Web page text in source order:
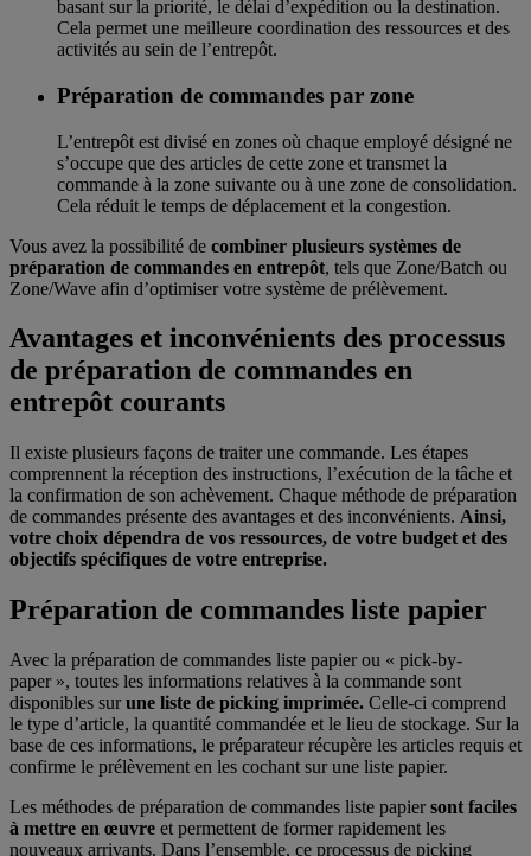
basant sur la priorité, le délai d’expédition ou la destination.
Cela permet une meilleure coordination des ressources et des
activités au sein de l’entrepôt.
Préparation de commandes par zone
L’entrepôt est divisé en zones où chaque employé désigné ne
s’occupe que des articles de cette zone et transmet la
commande à la zone suivante ou à une zone de consolidation.
Cela réduit le temps de déplacement et la congestion.
Vous avez la possibilité de combiner plusieurs systèmes de
préparation de commandes en entrepôt, tels que Zone/Batch ou
Zone/Wave afin d’optimiser votre système de prélèvement.
Avantages et inconvénients des processus
de préparation de commandes en
entrepôt courants
Il existe plusieurs façons de traiter une commande. Les étapes
comprennent la réception des instructions, l’exécution de la tâche et
la confirmation de son achèvement. Chaque méthode de préparation
de commandes présente des avantages et des inconvénients. Ainsi,
votre choix dépendra de vos ressources, de votre budget et des
objectifs spécifiques de votre entreprise.
Préparation de commandes liste papier
Avec la préparation de commandes liste papier ou « pick-by-
paper », toutes les informations relatives à la commande sont
disponibles surune liste de picking imprimée. Celle-ci comprend
le type d’article, la quantité commandée et le lieu de stockage. Sur la
base de ces informations, le préparateur récupère les articles requis et
confirme le prélèvement en les cochant sur une liste papier.
Les méthodes de préparation de commandes liste papiersont faciles
à mettre en œuvre et permettent de former rapidement les
nouveaux arrivants. Dans l’ensemble, ce processus de picking